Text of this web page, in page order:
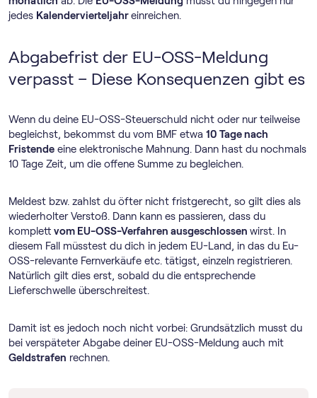
jedes Kalendervierteljahreinreichen.
Abgabefrist der EU-OSS-Meldung
verpasst – Diese Konsequenzen gibt es
Wenn du deine EU-OSS-Steuerschuld nicht oder nur teilweise
begleichst, bekommst du vom BMF etwa 10 Tage nach
Fristende eine elektronische Mahnung. Dann hast du nochmals
10 Tage Zeit, um die offene Summe zu begleichen.
Meldest bzw. zahlst du öfter nicht fristgerecht, so gilt dies als
wiederholter Verstoß. Dann kann es passieren, dass du
komplett vom EU-OSS-Verfahren ausgeschlossen wirst. In
diesem Fall müsstest du dich in jedem EU-Land, in das du Eu-
OSS-relevante Fernverkäufe etc. tätigst, einzeln registrieren.
Natürlich gilt dies erst, sobald du die entsprechende
Lieferschwelle überschreitest.
Damit ist es jedoch noch nicht vorbei: Grundsätzlich musst du
bei verspäteter Abgabe deiner EU-OSS-Meldung auch mit
Geldstrafen rechnen.